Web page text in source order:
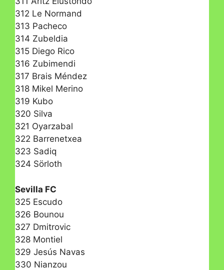
312 Le Normand
313 Pacheco
314 Zubeldia
315 Diego Rico
316 Zubimendi
317 Brais Méndez
318 Mikel Merino
319 Kubo
320 Silva
321 Oyarzabal
322 Barrenetxea
323 Sadiq
324 Sörloth
Sevilla FC
325 Escudo
326 Bounou
327 Dmitrovic
328 Montiel
329 Jesús Navas
330 Nianzou